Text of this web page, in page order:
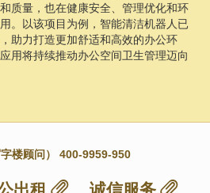
质量，也在健康安全、管理优化和环
。以该项目为例，智能清洁机器人已
助力打造更加舒适和高效的办公环
用将持续推动办公空间卫生管理迈向
楼顾问） 400-9959-950
出租 诚信服务